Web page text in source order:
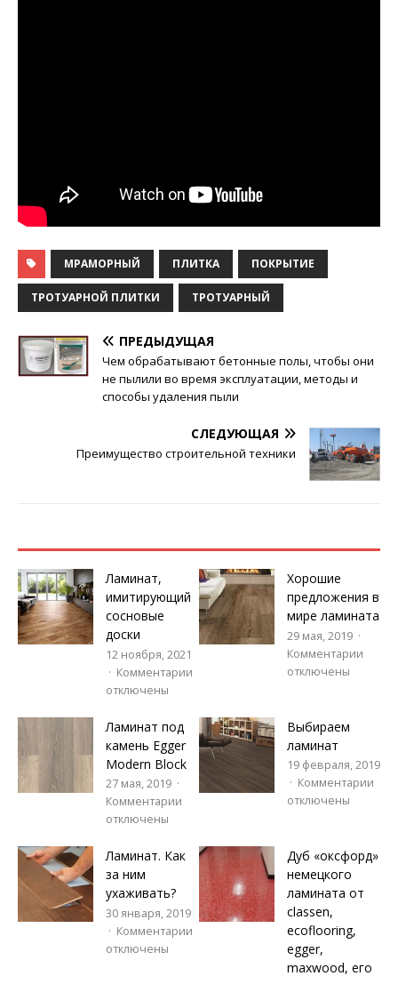
МРАМОРНЫЙ ПЛИТКА ПОКРЫТИЕ
ТРОТУАРНОЙ ПЛИТКИ ТРОТУАРНЫЙ
ПРЕДЫДУЩАЯ
Чем обрабатывают бетонные полы, чтобы они
не пылили во время эксплуатации, методы и
способы удаления пыли
СЛЕДУЮЩАЯ
Преимущество строительной техники
Ламинат,
имитирующий
сосновые
доски
12 ноября, 2021
Комментарии
отключены
Хорошие
предложения в
мире ламината
29 мая, 2019
Комментарии
отключены
Ламинат под
камень Egger
Modern Block
27 мая, 2019
Комментарии
отключены
Выбираем
ламинат
19 февраля, 2019
Комментарии
отключены
Ламинат. Как
за ним
ухаживать?
30 января, 2019
Комментарии
отключены
Дуб «оксфорд»
немецкого
ламината от
classen,
ecoflooring,
egger,
maxwood, его